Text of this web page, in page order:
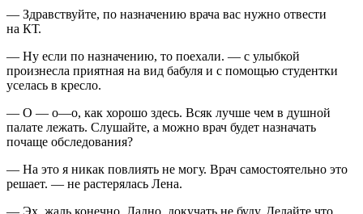
— Здравствуйте, по назначению врача вас нужно отвести
на КТ.
— Ну если по назначению, то поехали. — с улыбкой
произнесла приятная на вид бабуля и с помощью студентки
уселась в кресло.
— О — о—о, как хорошо здесь. Всяк лучше чем в душной
палате лежать. Слушайте, а можно врач будет назначать
почаще обследования?
— На это я никак повлиять не могу. Врач самостоятельно это
решает. — не растерялась Лена.
— Эх, жаль конечно. Ладно, докучать не буду. Делайте что